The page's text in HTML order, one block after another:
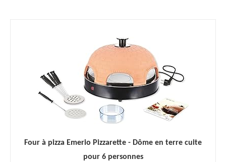
Four à pizza Emerio Pizzarette - Dôme en terre cuite
pour 6 personnes